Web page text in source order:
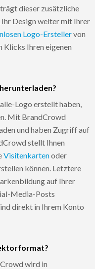
dieser zusätzliche
Design weiter mit Ihrer
Logo-Erstellervon
Klicks Ihren eigenen
Logo erstellt haben,
Mit BrandCrowd
und haben Zugriff auf
stellt Ihnen
Visitenkartenoder
können. Letztere
auf Ihrer
Media-Posts
direkt in Ihrem Konto
wird in